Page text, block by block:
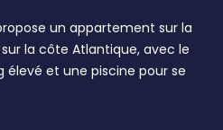
un appartement sur la
la côte Atlantique, avec le
et une piscine pour se